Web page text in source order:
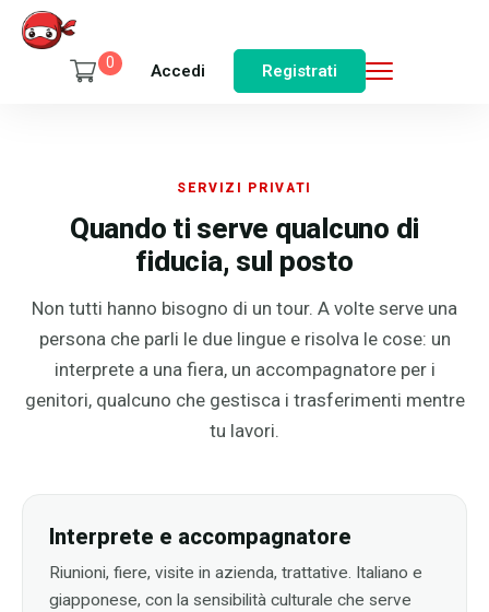
0 Accedi Registrati
SERVIZI PRIVATI
Quando ti serve qualcuno di
fiducia, sul posto
Non tutti hanno bisogno di un tour. A volte serve una
persona che parli le due lingue e risolva le cose: un
interprete a una fiera, un accompagnatore per i
genitori, qualcuno che gestisca i trasferimenti mentre
tu lavori.
Interprete e accompagnatore
Riunioni, fiere, visite in azienda, trattative. Italiano e
giapponese, con la sensibilità culturale che serve